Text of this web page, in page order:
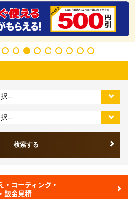
・コーティング・
鈑金見積